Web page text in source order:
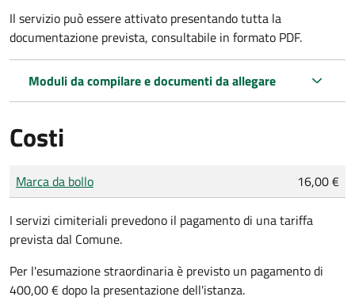
Il servizio può essere attivato presentando tutta la
documentazione prevista, consultabile in formato PDF.
Moduli da compilare e documenti da allegare
Costi
Tipo di pagamento
Importo
Marca da bollo 16,00 €
I servizi cimiteriali prevedono il pagamento di una tariffa
prevista dal Comune.
Per l'esumazione straordinaria è previsto un pagamento di
400,00 € dopo la presentazione dell'istanza.